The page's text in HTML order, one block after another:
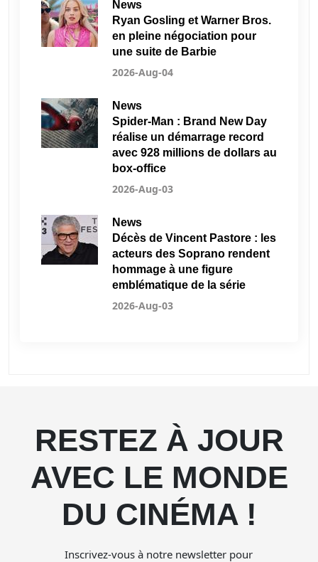
News
Ryan Gosling et Warner Bros.
en pleine négociation pour
une suite de Barbie
2026-Aug-04
News
Spider-Man : Brand New Day
réalise un démarrage record
avec 928 millions de dollars au
box-office
2026-Aug-03
News
Décès de Vincent Pastore : les
acteurs des Soprano rendent
hommage à une figure
emblématique de la série
2026-Aug-03
RESTEZ À JOUR
AVEC LE MONDE
DU CINÉMA !
Inscrivez-vous à notre newsletter pour